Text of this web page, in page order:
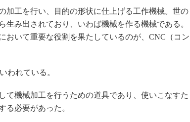
日本ものづくりワールド
AUTOMOTIVE WORLD
産業オープンネット展
無償設計ツール
3Dプリンタ
イノベーション
工を行い、目的の形状に仕上げる工作機械。世の
生み出されており、いわば機械を作る機械である。
おいて重要な役割を果たしているのが、CNC（コン
われている。
機械加工を行うための道具であり、使いこなすた
る必要があった。